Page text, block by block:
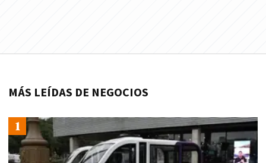
MÁS LEÍDAS DE NEGOCIOS